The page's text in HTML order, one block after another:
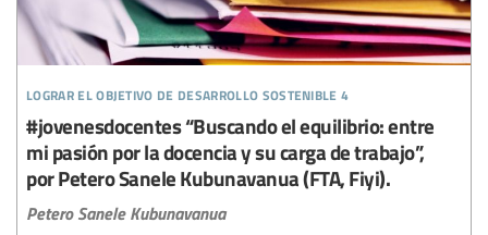
lograr el objetivo de desarrollo sostenible 4
#jovenesdocentes “Buscando el equilibrio: entre
mi pasión por la docencia y su carga de trabajo”,
por Petero Sanele Kubunavanua (FTA, Fiyi).
Petero Sanele Kubunavanua